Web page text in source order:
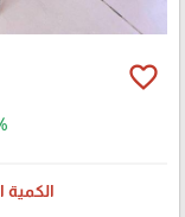
favorite_border
الكمية